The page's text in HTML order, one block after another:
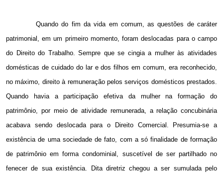
Quando do fim da vida em comum, as questões de caráter
patrimonial, em um primeiro momento, foram deslocadas para o campo
do Direito do Trabalho. Sempre que se cingia a mulher às atividades
domésticas de cuidado do lar e dos filhos em comum, era reconhecido,
no máximo, direito à remuneração pelos serviços domésticos prestados.
Quando havia a participação efetiva da mulher na formação do
patrimônio, por meio de atividade remunerada, a relação concubinária
acabava sendo deslocada para o Direito Comercial. Presumia-se a
existência de uma sociedade de fato, com a só finalidade de formação
de patrimônio em forma condominial, suscetível de ser partilhado no
fenecer de sua existência. Dita diretriz chegou a ser sumulada pelo